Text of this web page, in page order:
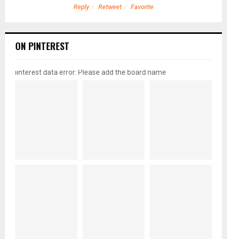
Reply Retweet Favorite
ON PINTEREST
pinterest data error: Please add the board name